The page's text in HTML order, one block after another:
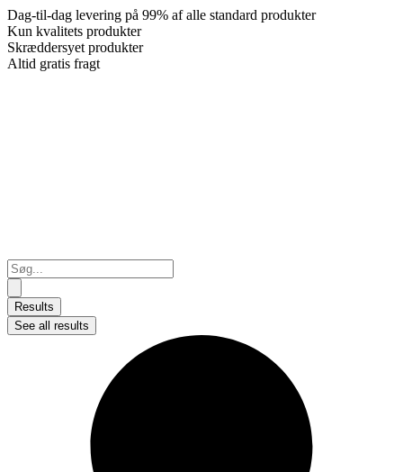
Dag-til-dag levering på 99% af alle standard produkter
Kun kvalitets produkter
Skræddersyet produkter
Altid gratis fragt
Search
...
Results
See all results